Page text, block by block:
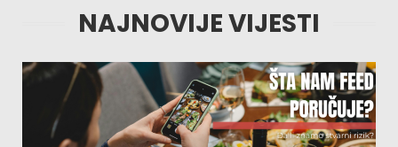
NAJNOVIJE VIJESTI